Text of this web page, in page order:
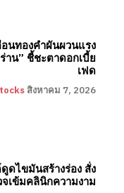
อนทองคำผันผวนแรง
าน” ชี้ชะตาดอกเบี้ย
เฟด
สิงหาคม 7, 2026
ดไขมันสร้างร่อง สั่ง
เข้มคลินิกความงาม